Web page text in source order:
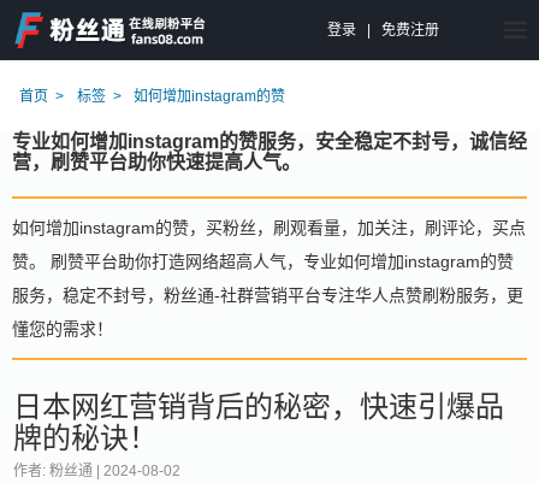
登录 免费注册
首页 标签 如何增加instagram的赞
专业如何增加instagram的赞服务，安全稳定不封号，诚信经
营，刷赞平台助你快速提高人气。
如何增加instagram的赞，买粉丝，刷观看量，加关注，刷评论，买点
赞。 刷赞平台助你打造网络超高人气，专业如何增加instagram的赞
服务，稳定不封号，粉丝通-社群营销平台专注华人点赞刷粉服务，更
懂您的需求！
日本网红营销背后的秘密，快速引爆品
牌的秘诀！
作者: 粉丝通 | 2024-08-02